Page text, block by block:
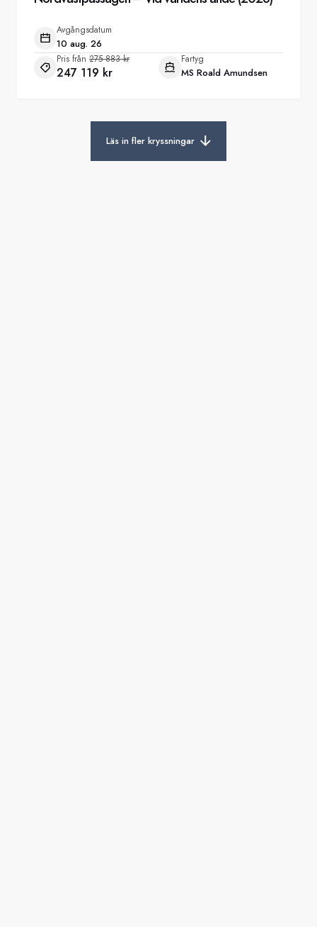
Avgångsdatum
10 aug. 26
Pris från 275 883 kr
247 119 kr
Fartyg
MS Roald Amundsen
Läs in fler kryssningar